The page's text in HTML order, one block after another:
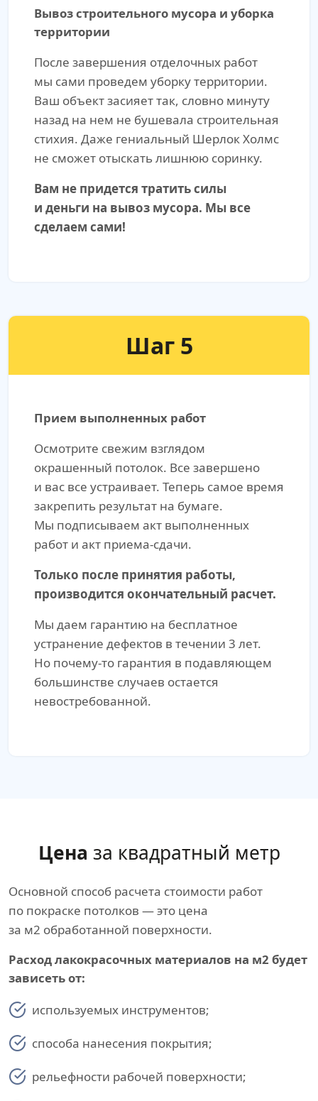
Вывоз строительного мусора и уборка
территории
После завершения отделочных работ
мы сами проведем уборку территории.
Ваш объект засияет так, словно минуту
назад на нем не бушевала строительная
стихия. Даже гениальный Шерлок Холмс
не сможет отыскать лишнюю соринку.
Вам не придется тратить силы
и деньги на вывоз мусора. Мы все
сделаем сами!
Шаг 5
Прием выполненных работ
Осмотрите свежим взглядом
окрашенный потолок. Все завершено
и вас все устраивает. Теперь самое время
закрепить результат на бумаге.
Мы подписываем акт выполненных
работ и акт приема-сдачи.
Только после принятия работы,
производится окончательный расчет.
Мы даем гарантию на бесплатное
устранение дефектов в течении 3 лет.
Но почему-то гарантия в подавляющем
большинстве случаев остается
невостребованной.
Цена за квадратный метр
Основной способ расчета стоимости работ
по покраске потолков — это цена
за м2 обработанной поверхности.
Расход лакокрасочных материалов на м2 будет
зависеть от:
используемых инструментов;
способа нанесения покрытия;
рельефности рабочей поверхности;